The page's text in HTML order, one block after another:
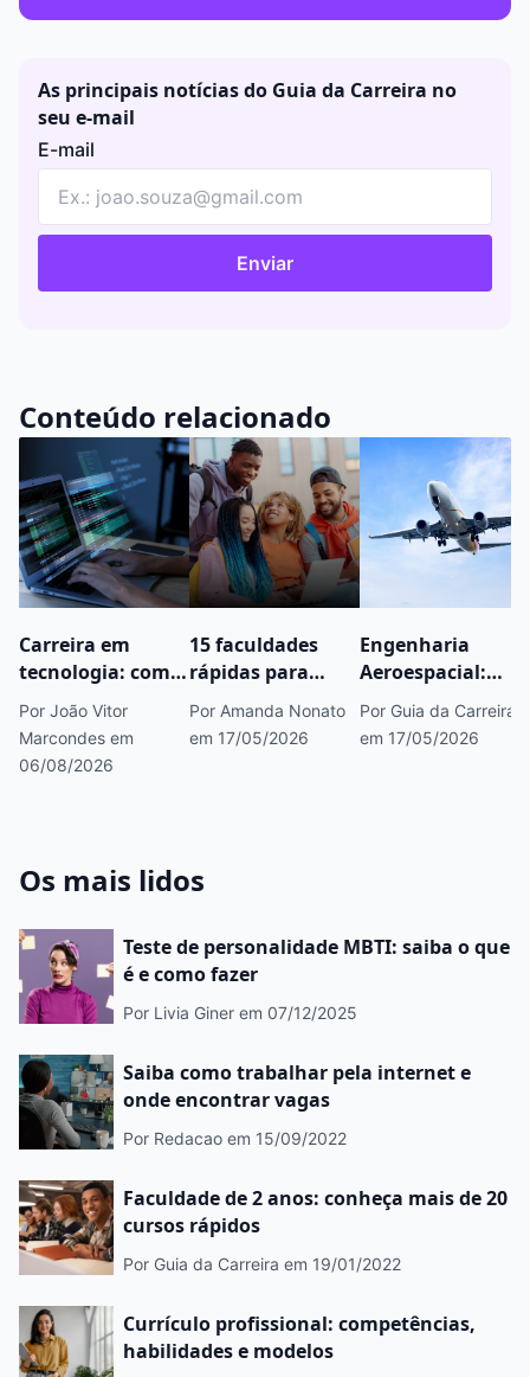
As principais notícias do Guia da Carreira no
seu e-mail
E-mail
Enviar
Conteúdo relacionado
Carreira em
tecnologia: como
começar, áreas
em alta e
caminhos para
crescer
Por João Vitor
Marcondes em
06/08/2026
15 faculdades
rápidas para
fazer concurso
público que você
precisa conhecer
Por Amanda Nonato
em 17/05/2026
Engenharia
Aeroespacial:
saiba tudo sobre
esse curso
Por Guia da Carreira
em 17/05/2026
Os mais lidos
Teste de personalidade MBTI: saiba o que
é e como fazer
Por Livia Giner em 07/12/2025
Saiba como trabalhar pela internet e
onde encontrar vagas
Por Redacao em 15/09/2022
Faculdade de 2 anos: conheça mais de 20
cursos rápidos
Por Guia da Carreira em 19/01/2022
Currículo profissional: competências,
habilidades e modelos